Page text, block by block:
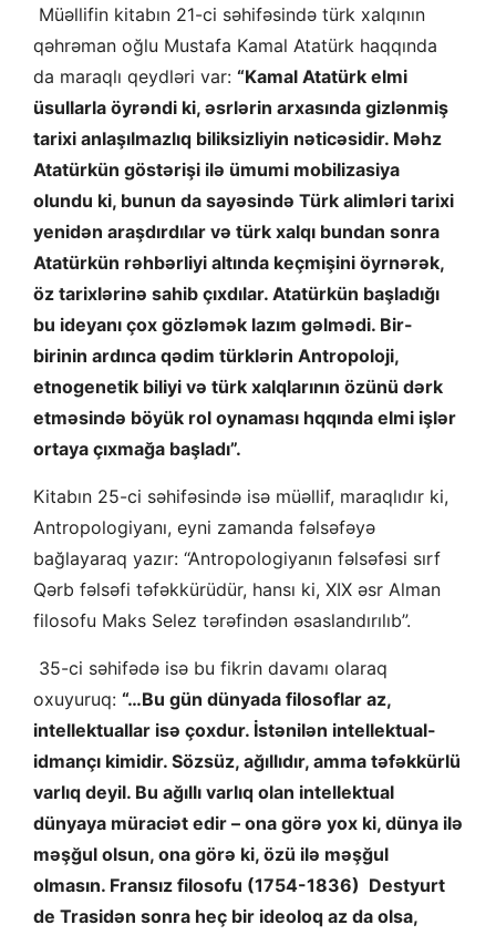
Müəllifin kitabın 21-ci səhifəsində türk xalqının
qəhrəman oğlu Mustafa Kamal Atatürk haqqında
da maraqlı qeydləri var: “Kamal Atatürk elmi
üsullarla öyrəndi ki, əsrlərin arxasında gizlənmiş
tarixi anlaşılmazlıq biliksizliyin nəticəsidir. Məhz
Atatürkün göstərişi ilə ümumi mobilizasiya
olundu ki, bunun da sayəsində Türk alimləri tarixi
yenidən araşdırdılar və türk xalqı bundan sonra
Atatürkün rəhbərliyi altında keçmişini öyrnərək,
öz tarixlərinə sahib çıxdılar. Atatürkün başladığı
bu ideyanı çox gözləmək lazım gəlmədi. Bir-
birinin ardınca qədim türklərin Antropoloji,
etnogenetik biliyi və türk xalqlarının özünü dərk
etməsində böyük rol oynaması hqqında elmi işlər
ortaya çıxmağa başladı”.
Kitabın 25-ci səhifəsində isə müəllif, maraqlıdır ki,
Antropologiyanı, eyni zamanda fəlsəfəyə
bağlayaraq yazır: “Antropologiyanın fəlsəfəsi sırf
Qərb fəlsəfi təfəkkürüdür, hansı ki, XIX əsr Alman
filosofu Maks Selez tərəfindən əsaslandırılıb”.
35-ci səhifədə isə bu fikrin davamı olaraq
oxuyuruq: “…Bu gün dünyada filosoflar az,
intellektuallar isə çoxdur. İstənilən intellektual-
idmançı kimidir. Sözsüz, ağıllıdır, amma təfəkkürlü
varlıq deyil. Bu ağıllı varlıq olan intellektual
dünyaya müraciət edir – ona görə yox ki, dünya ilə
məşğul olsun, ona görə ki, özü ilə məşğul
olmasın. Fransız filosofu (1754-1836) Destyurt
de Trasidən sonra heç bir ideoloq az da olsa,